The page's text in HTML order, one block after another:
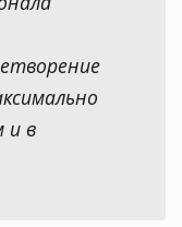
и в